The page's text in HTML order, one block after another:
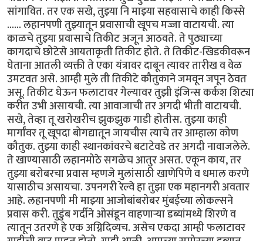
सांगावित. तर एक सखे, तुझ्या नि माझ्या सहवासाचे काही किस्से
...... लहानपणी तुझ्यातून प्रवासाची खूपच मज्जा वाटायची. त्या
काळचे तुझ्या प्रवासाचे तिकीट अजून आठवते. ते पुठ्याच्या
कागदाचे छोटेसे आयताकृती तिकीट होते. ते तिकीट-खिडकीवरून
घेताना आतली व्यक्ती ते एका यंत्रावर दाबून त्यावर तारीख व वेळ
उमटवत असे. आम्ही मुले ती तिकीटे कौतुकाने जमवून जपून ठेवत
असू. तिकीट घेऊन फलाटावर गेल्यावर तुझी इंजिन्स कर्कश शिट्या
करीत उभी असायची. त्या आवाजाची तर अगदी भीती वाटायची.
सखे, तेव्हा तू खरोखरीच झुकझुक गाडी होतीस. तुझ्या काही
मार्गांवर तू खूपदा बोगद्यातून जायचीस त्याचे तर आम्हाला कोण
कौतुक. तुझ्या काही स्थानकांवरचे बटाटेवडे तर अगदी नावाजलेले.
ते खाण्यासाठी लहानमोठे सगळेच आतुर असत. एकून काय, तर
तुझ्या बरोबरचा प्रवास म्हणजे मुलांसाठी खाणेपिणे व धमाल करणे
यासाठीच असायचा. उपनगरी रेल्वे हा तुझा एक महानगरी अवतार
आहे. लहानपणी मी माझ्या आजोबांबरोबर मुंबईच्या लोकल्सने
प्रवास करी. तुडुंब गर्दीने ओसंडून वाहणाऱ्या डब्यांमध्ये शिरणे व
त्यातून उतरणे हे एक अग्निदिव्यच. असेच एकदा आम्ही फलाटावर